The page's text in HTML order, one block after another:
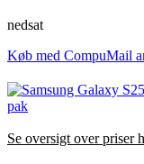
nedsat
Køb med CompuMail
Se oversigt over priser